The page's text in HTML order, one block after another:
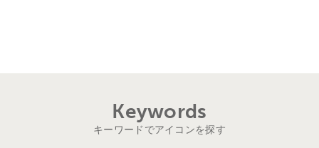
Keywords
キーワードでアイコンを探す